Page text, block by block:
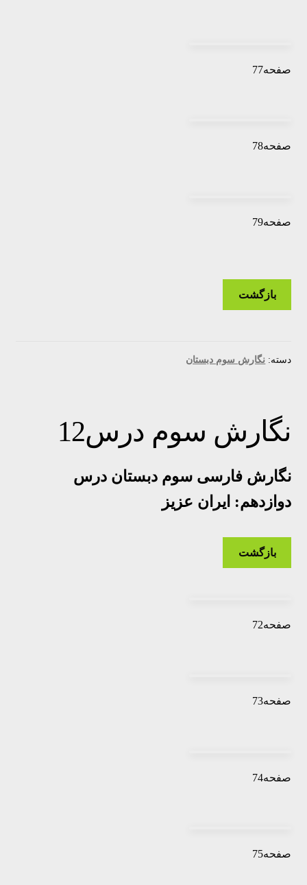
صفحه77
صفحه78
صفحه79
بازگشت
دسته: نگارش سوم دبستان
نگارش سوم درس12
نگارش فارسی سوم دبستان درس
دوازدهم: ایران عزیز
بازگشت
صفحه72
صفحه73
صفحه74
صفحه75